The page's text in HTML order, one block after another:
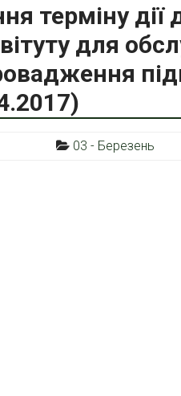
терміну дії
для
03 - Березень